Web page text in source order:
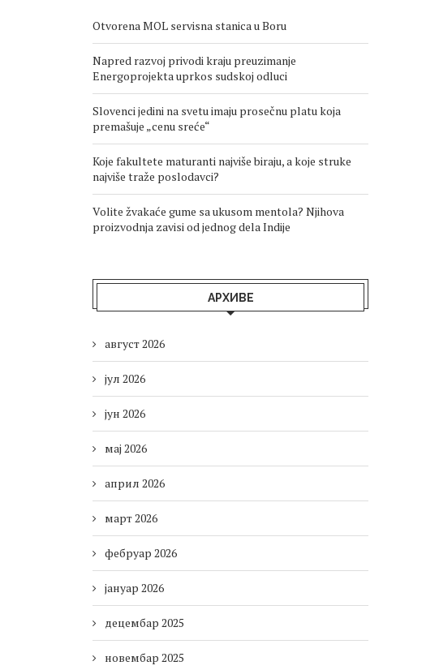
Otvorena MOL servisna stanica u Boru
Napred razvoj privodi kraju preuzimanje
Energoprojekta uprkos sudskoj odluci
Slovenci jedini na svetu imaju prosečnu platu koja
premašuje „cenu sreće“
Koje fakultete maturanti najviše biraju, a koje struke
najviše traže poslodavci?
Volite žvakaće gume sa ukusom mentola? Njihova
proizvodnja zavisi od jednog dela Indije
АРХИВЕ
август 2026
јул 2026
јун 2026
мај 2026
април 2026
март 2026
фебруар 2026
јануар 2026
децембар 2025
новембар 2025